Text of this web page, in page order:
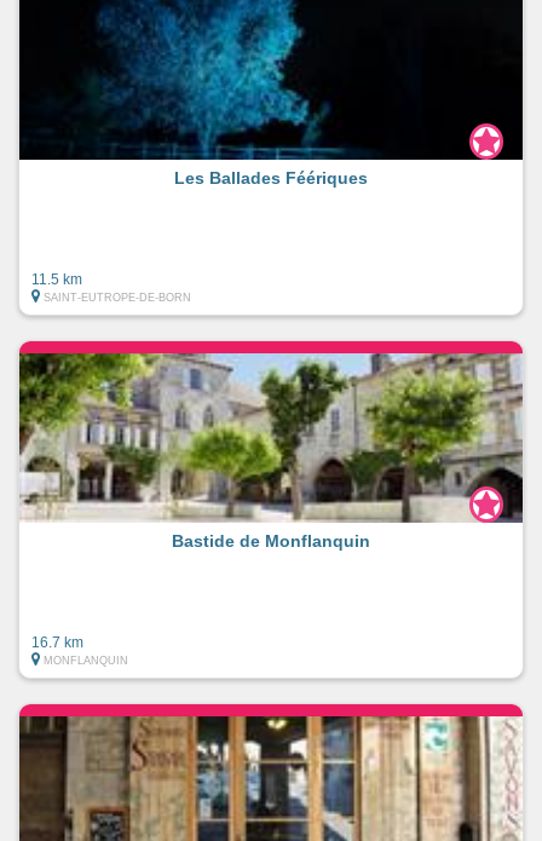
Les Ballades Féériques
11.5 km
SAINT-EUTROPE-DE-BORN
Bastide de Monflanquin
16.7 km
MONFLANQUIN